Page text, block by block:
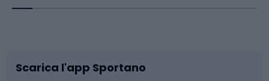
Bushcraft
Slitte e slittini
Scarica l'app Sportano